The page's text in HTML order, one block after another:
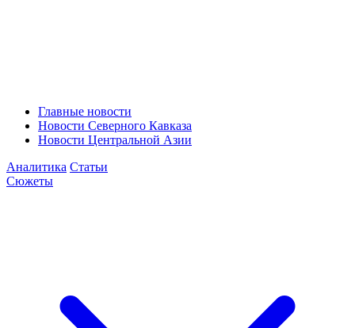
Главные новости
Новости Северного Кавказа
Новости Центральной Азии
Аналитика Статьи
Сюжеты